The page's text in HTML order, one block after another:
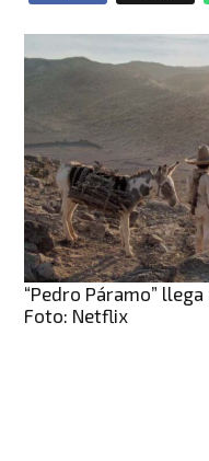
“Pedro Páramo”
Foto: Netflix